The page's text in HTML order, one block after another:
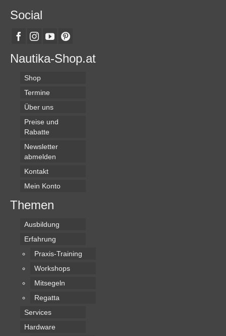
Social
Nautika-Shop.at
Shop
Termine
Über uns
Preise und
Rabatte
Newsletter
abmelden
Kontakt
Mein Konto
Themen
Ausbildung
Erfahrung
Praxis-Training
Workshops
Mitsegeln
Regatta
Services
Hardware